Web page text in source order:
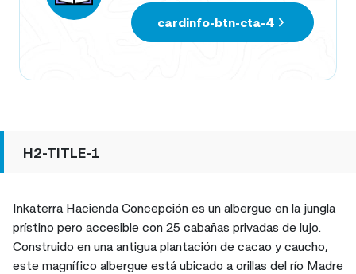
cardinfo-btn-cta-4
H2-TITLE-1
Inkaterra Hacienda Concepción es un albergue en la jungla
prístino pero accesible con 25 cabañas privadas de lujo.
Construido en una antigua plantación de cacao y caucho,
este magnífico albergue está ubicado a orillas del río Madre